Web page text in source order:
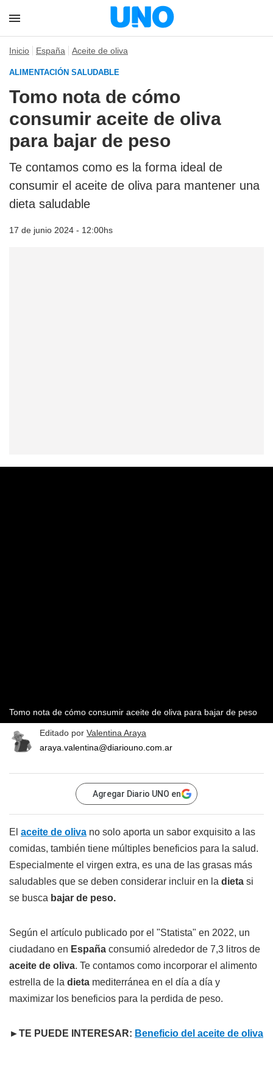
Inicio España Aceite de oliva
ALIMENTACIÓN SALUDABLE
Tomo nota de cómo
consumir aceite de oliva
para bajar de peso
Te contamos como es la forma ideal de
consumir el aceite de oliva para mantener una
dieta saludable
17 de junio 2024 - 12:00hs
Tomo nota de cómo consumir aceite de oliva para bajar de peso
Editado por Valentina Araya
araya.valentina@diariouno.com.ar
Agregar Diario UNO en
El aceite de oliva no solo aporta un sabor exquisito a las
comidas, también tiene múltiples beneficios para la salud.
Especialmente el virgen extra, es una de las grasas más
saludables que se deben considerar incluir en la dieta si
se busca bajar de peso.
Según el artículo publicado por el "Statista" en 2022, un
ciudadano en España consumió alrededor de 7,3 litros de
aceite de oliva. Te contamos como incorporar el alimento
estrella de la dieta mediterránea en el día a día y
maximizar los beneficios para la perdida de peso.
►TE PUEDE INTERESAR: Beneficio del aceite de oliva